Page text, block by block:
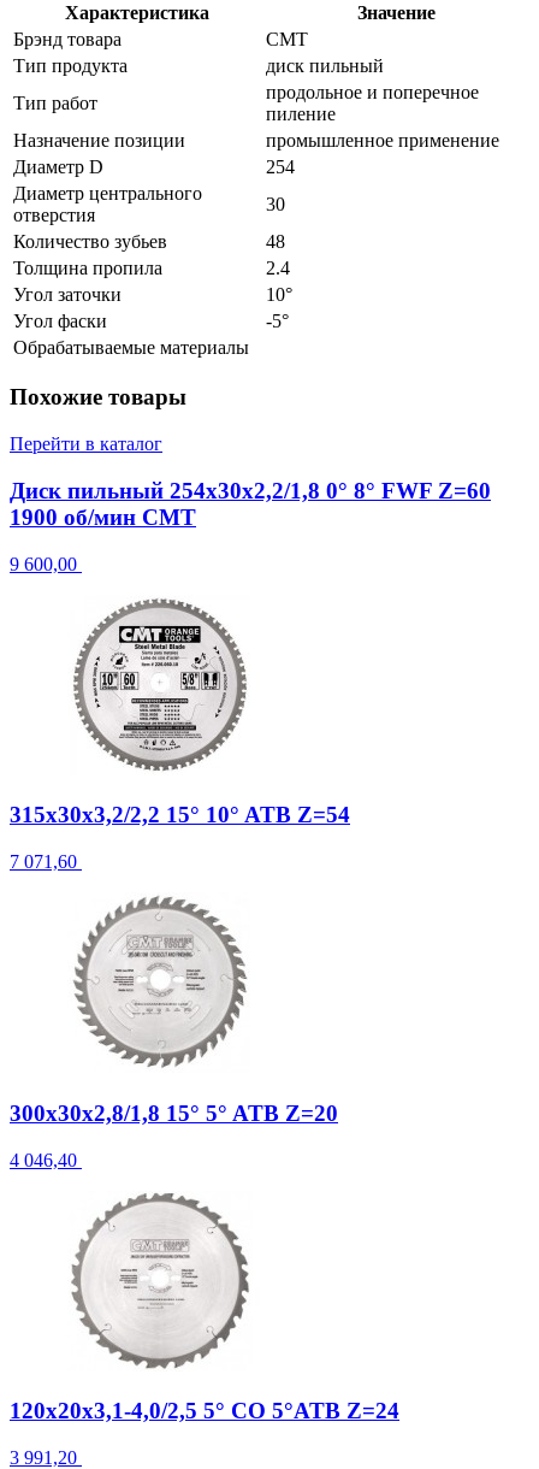
Характеристика
Значение
Брэнд товара
CMT
Тип продукта
диск пильный
Тип работ
продольное и поперечное
пиление
Назначение позиции
промышленное применение
Диаметр D
254
Диаметр центрального
отверстия
30
Количество зубьев
48
Толщина пропила
2.4
Угол заточки
10°
Угол фаски
-5°
Обрабатываемые материалы
Похожие товары
Перейти в каталог
Диск пильный 254x30x2,2/1,8 0° 8° FWF Z=60
1900 об/мин CMT
9 600,00
315x30x3,2/2,2 15° 10° ATB Z=54
7 071,60
300x30x2,8/1,8 15° 5° ATB Z=20
4 046,40
120x20x3,1-4,0/2,5 5° CO 5°ATB Z=24
3 991,20